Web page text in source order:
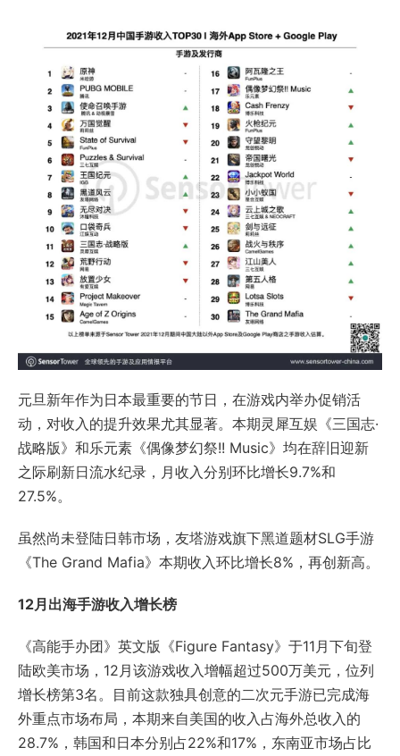
元旦新年作为日本最重要的节日，在游戏内举办促销活
动，对收入的提升效果尤其显著。本期灵犀互娱《三国志·
战略版》和乐元素《偶像梦幻祭!! Music》均在辞旧迎新
之际刷新日流水纪录，月收入分别环比增长9.7%和
27.5%。
虽然尚未登陆日韩市场，友塔游戏旗下黑道题材SLG手游
《The Grand Mafia》本期收入环比增长8%，再创新高。
12月出海手游收入增长榜
《高能手办团》英文版《Figure Fantasy》于11月下旬登
陆欧美市场，12月该游戏收入增幅超过500万美元，位列
增长榜第3名。目前这款独具创意的二次元手游已完成海
外重点市场布局，本期来自美国的收入占海外总收入的
28.7%，韩国和日本分别占22%和17%，东南亚市场占比